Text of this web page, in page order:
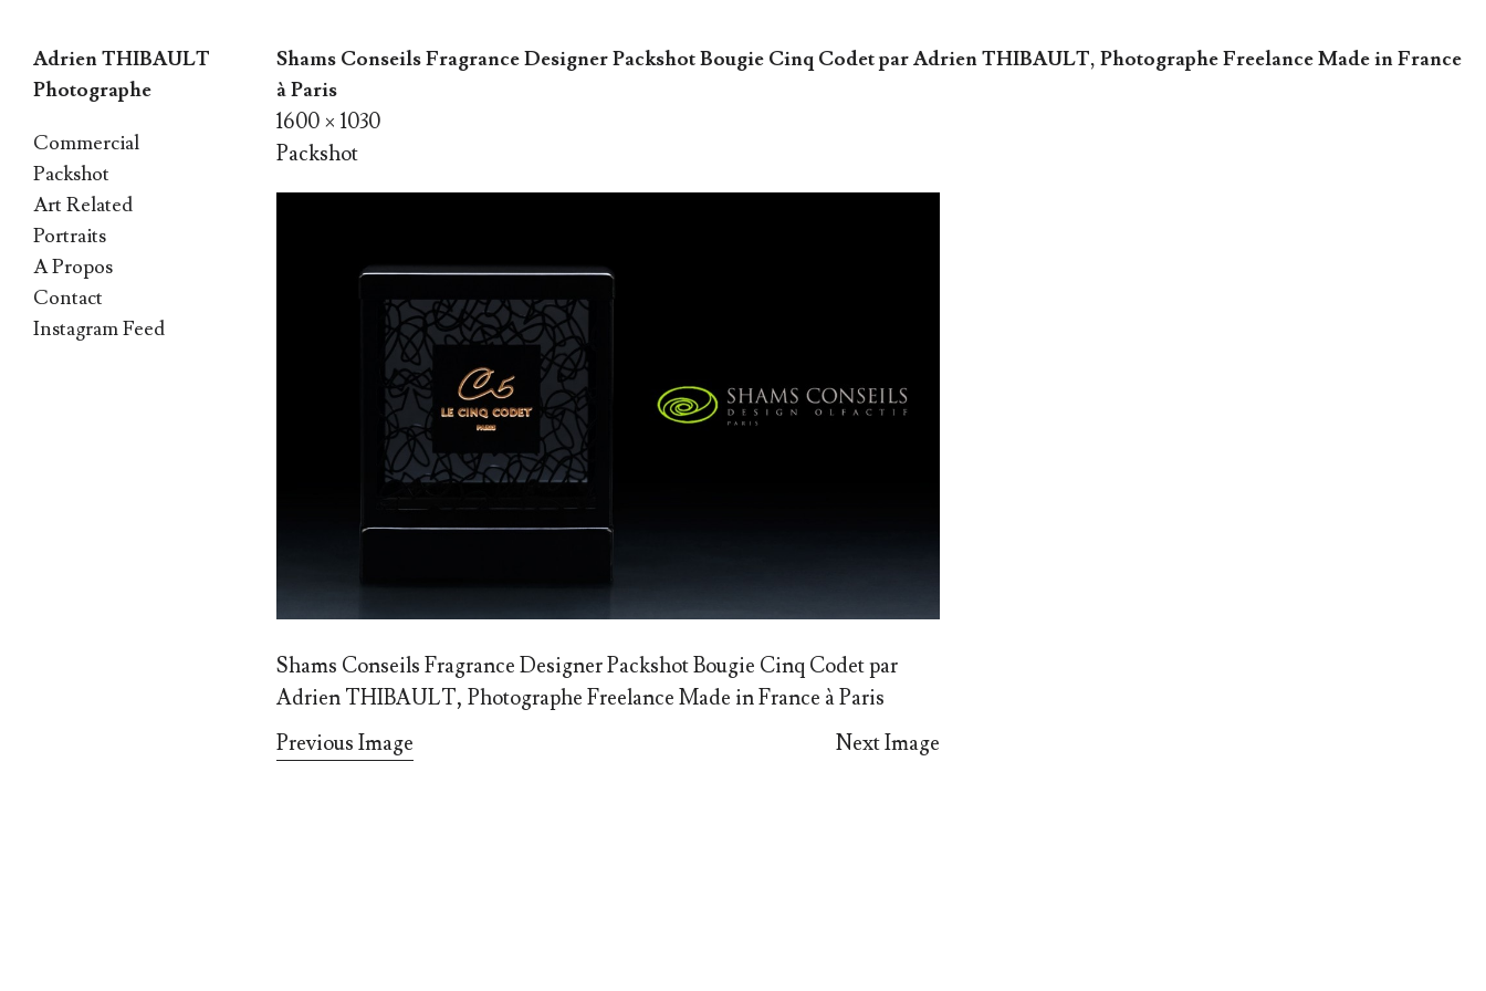
Adrien THIBAULT
Photographe
Skip
to
content
Commercial
Packshot
Art Related
Portraits
A Propos
Contact
Instagram Feed
Shams Conseils Fragrance Designer Packshot Bougie Cinq Codet par Adrien THIBAULT, Photographe Freelance Made in France
à Paris
1600 × 1030
Packshot
Shams Conseils Fragrance Designer Packshot Bougie Cinq Codet par
Adrien THIBAULT, Photographe Freelance Made in France à Paris
Previous Image
Next Image